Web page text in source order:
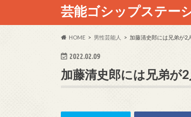
芸能ゴシップステー
HOME 男性芸能人 加藤清史郎には兄弟が2
2022.02.09
加藤清史郎には兄弟が